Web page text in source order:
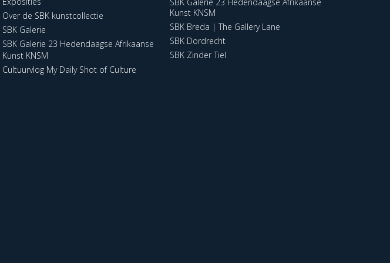
Over de SBK kunstcollectie
SBK Galerie
SBK Galerie 23 Hedendaagse Afrikaanse
Kunst KNSM
Cultuurvlog My Daily Shot of Culture
Kunst KNSM
SBK Breda | The Gallery Lane
SBK Dordrecht
SBK Zinder Tiel